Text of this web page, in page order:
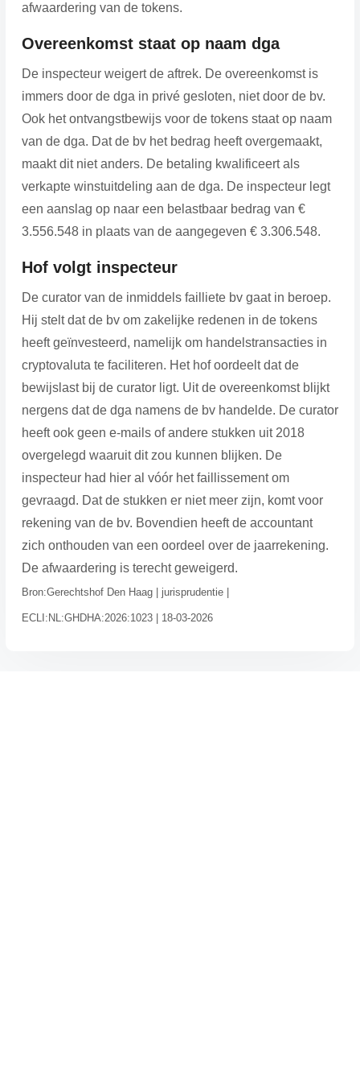
afwaardering van de tokens.
Overeenkomst staat op naam dga
De inspecteur weigert de aftrek. De overeenkomst is
immers door de dga in privé gesloten, niet door de bv.
Ook het ontvangstbewijs voor de tokens staat op naam
van de dga. Dat de bv het bedrag heeft overgemaakt,
maakt dit niet anders. De betaling kwalificeert als
verkapte winstuitdeling aan de dga. De inspecteur legt
een aanslag op naar een belastbaar bedrag van €
3.556.548 in plaats van de aangegeven € 3.306.548.
Hof volgt inspecteur
De curator van de inmiddels failliete bv gaat in beroep.
Hij stelt dat de bv om zakelijke redenen in de tokens
heeft geïnvesteerd, namelijk om handelstransacties in
cryptovaluta te faciliteren. Het hof oordeelt dat de
bewijslast bij de curator ligt. Uit de overeenkomst blijkt
nergens dat de dga namens de bv handelde. De curator
heeft ook geen e-mails of andere stukken uit 2018
overgelegd waaruit dit zou kunnen blijken. De
inspecteur had hier al vóór het faillissement om
gevraagd. Dat de stukken er niet meer zijn, komt voor
rekening van de bv. Bovendien heeft de accountant
zich onthouden van een oordeel over de jaarrekening.
De afwaardering is terecht geweigerd.
Bron:Gerechtshof Den Haag | jurisprudentie |
ECLI:NL:GHDHA:2026:1023 | 18-03-2026